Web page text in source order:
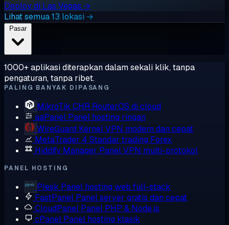
Deploy di Las Vegas →
Lihat semua 13 lokasi →
Pasar
1000+ aplikasi diterapkan dalam sekali klik, tanpa
pengaturan, tanpa ribet.
PALING BANYAK DIPASANG
MikroTik CHR RouterOS di cloud
aaPanel Panel hosting ringan
WireGuard Kernel VPN modern dan cepat
MetaTrader 4 Standar trading Forex
Hiddify Manager Panel VPN multi-protokol
PANEL HOSTING
Plesk Panel hosting web full-stack
FastPanel Panel server gratis dan cepat
CloudPanel Panel PHP & Node.js
cPanel Panel hosting klasik